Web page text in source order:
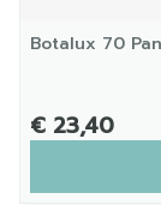
Botalux 70
€ 23,40